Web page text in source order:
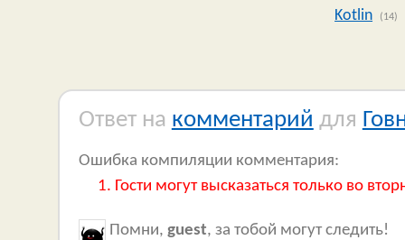
Kotlin (14)
Ответ на комментарий для
Ошибка компиляции комментария:
Гости могут высказаться только во
Помни, guest, за тобой могут следить!